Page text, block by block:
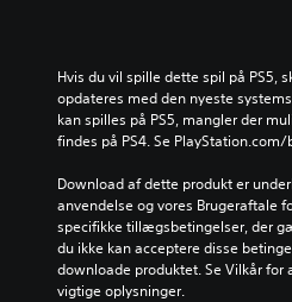
Hvis du vil spille dette spil på PS5,
opdateres med den nyeste
kan spilles på PS5, mangler der
findes på PS4. Se
Download af dette produkt er
anvendelse og vores Brugeraftale
specifikke tillægsbetingelser, der
du ikke kan acceptere disse
downloade produktet. Se Vilkår for
vigtige oplysninger.